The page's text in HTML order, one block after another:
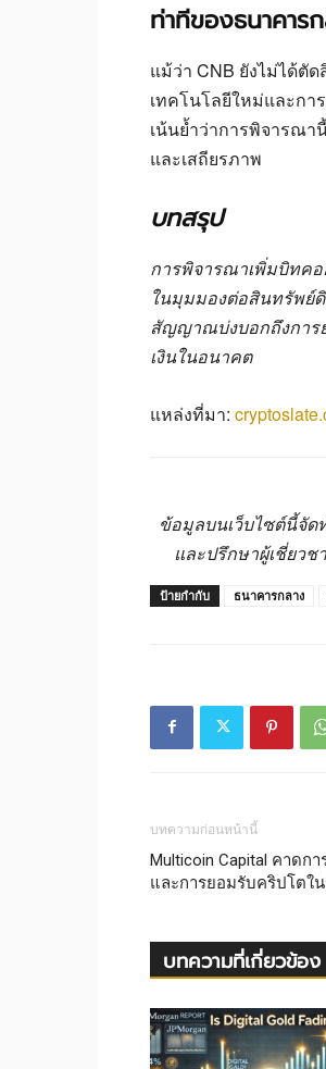
ท่าทีของธนาคาร
แม้ว่า CNB ยังไม่ได้ตั
เทคโนโลยีใหม่และกา
เน้นย้ำว่าการพิจารณา
และเสถียรภาพ
บทสรุป
การพิจารณาเพิ่มบิทคอ
ในมุมมองต่อสินทรัพย์
สัญญาณบ่งบอกถึงการ
เงินในอนาคต
แหล่งที่มา:
ข้อมูลบนเว็บไซต์นี้จั
และปรึกษาผู้เชี่ยว
ป้ายกำกับ ธนาคารกลาง
บทความก่อนหน้านี้
Multicoin Capital คาดก
และการยอมรับคริปโตใ
บทความที่เกี่ยวข้อง